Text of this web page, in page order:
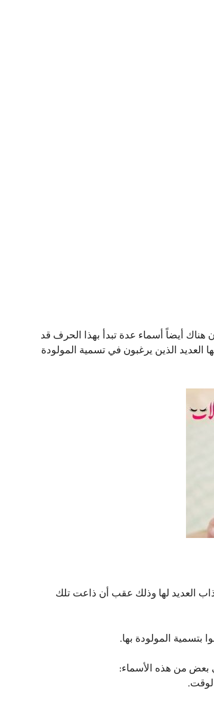
هناك أيضاً أسماء عدة تبدأ بهذا الحرف قد
العديد الذين يرغبون في تسمية المولودة
العديد لها وذلك عقب أن ذاعت تلك
بتسمية المولودة بها.
بعض من هذه الأسماء: